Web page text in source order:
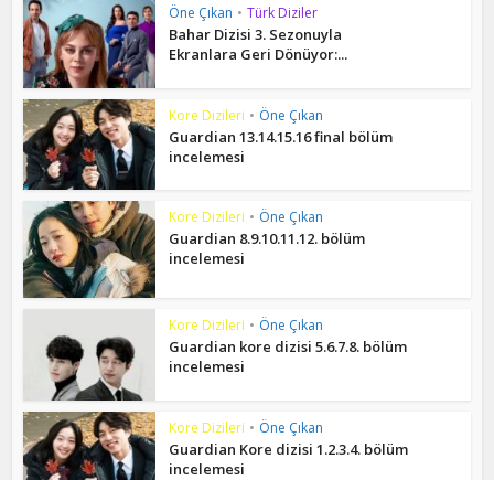
Öne Çıkan • Türk Diziler
Bahar Dizisi 3. Sezonuyla
Ekranlara Geri Dönüyor:...
Kore Dizileri • Öne Çıkan
Guardian 13.14.15.16 final bölüm
incelemesi
Kore Dizileri • Öne Çıkan
Guardian 8.9.10.11.12. bölüm
incelemesi
Kore Dizileri • Öne Çıkan
Guardian kore dizisi 5.6.7.8. bölüm
incelemesi
Kore Dizileri • Öne Çıkan
Guardian Kore dizisi 1.2.3.4. bölüm
incelemesi